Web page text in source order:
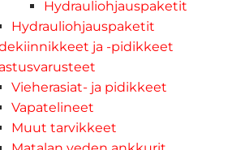
Hydrauliohjauspaketit
Hydrauliohjauspaketit
ja -pidikkeet
Vieherasiat- ja pidikkeet
Vapatelineet
Muut tarvikkeet